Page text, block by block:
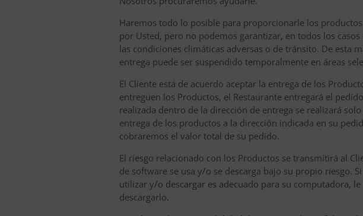
Haremos todo lo posible para proporcionarle los
por Usted, pero no podemos garantizar, en todos los
las condiciones climáticas adversas o de tránsito. De esta
entrega puede ser suspendido temporalmente en áreas
El Cliente está de acuerdo aceptar la entrega de los
entreguen los Productos, el Restaurante entregará el
realizada dentro de la dirección de entrega se realizará
entrega de los productos a la dirección indicada en su
cobraremos el valor total de su pedido.
El riesgo relacionado con los Productos se transmitirá al
de software se usa y/o se descarga bajo su propio riesgo.
utilizar y/o descargar es adecuado para su computadora,
descargarlo.